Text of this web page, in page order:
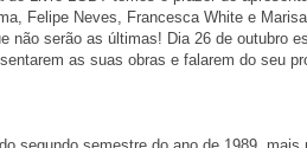
Felipe Neves, Francesca White e
não serão as últimas! Dia 26 de outubro
as suas obras e falarem do seu